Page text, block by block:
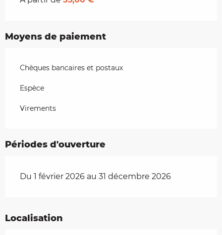
Moyens de paiement
Chèques bancaires et postaux
Espèce
Virements
Périodes d'ouverture
Du 1 février 2026 au 31 décembre 2026
Localisation